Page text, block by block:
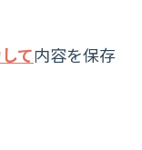
て内容を保存